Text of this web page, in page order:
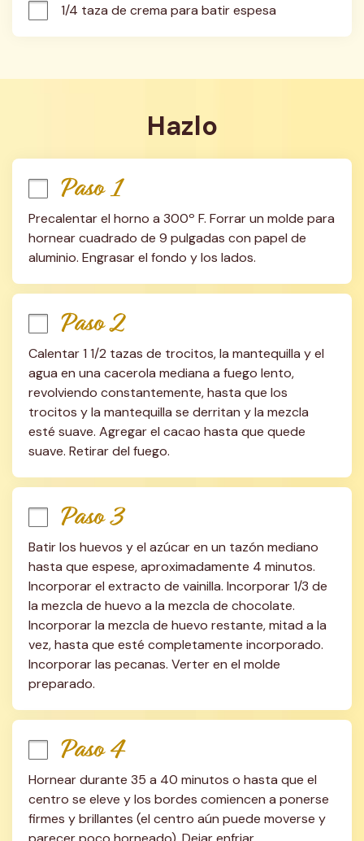
1/4 taza de crema para batir espesa
Hazlo
Paso 1
Precalentar el horno a 300º F. Forrar un molde para
hornear cuadrado de 9 pulgadas con papel de
aluminio. Engrasar el fondo y los lados.
Paso 2
Calentar 1 1/2 tazas de trocitos, la mantequilla y el
agua en una cacerola mediana a fuego lento,
revolviendo constantemente, hasta que los
trocitos y la mantequilla se derritan y la mezcla
esté suave. Agregar el cacao hasta que quede
suave. Retirar del fuego.
Paso 3
Batir los huevos y el azúcar en un tazón mediano
hasta que espese, aproximadamente 4 minutos.
Incorporar el extracto de vainilla. Incorporar 1/3 de
la mezcla de huevo a la mezcla de chocolate.
Incorporar la mezcla de huevo restante, mitad a la
vez, hasta que esté completamente incorporado.
Incorporar las pecanas. Verter en el molde
preparado.
Paso 4
Hornear durante 35 a 40 minutos o hasta que el
centro se eleve y los bordes comiencen a ponerse
firmes y brillantes (el centro aún puede moverse y